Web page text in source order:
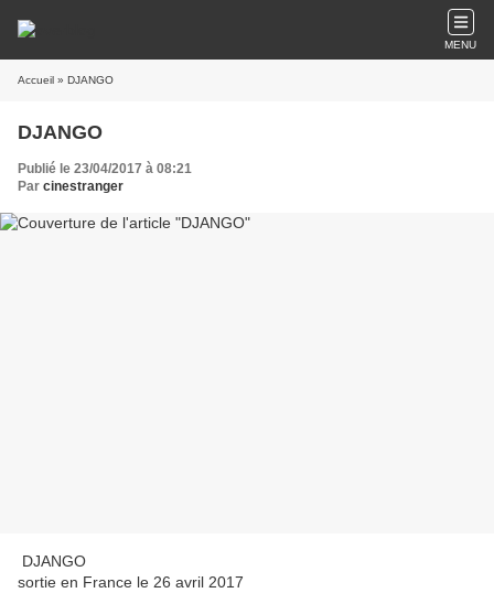
MENU
Accueil » DJANGO
DJANGO
Publié le 23/04/2017 à 08:21
Par cinestranger
DJANGO
sortie en France le 26 avril 2017